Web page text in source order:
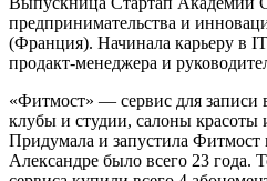
предпринимательства и
(Франция). Начинала карьеру в
продакт-менеджера и
«Фитмост» — сервис для записи
клубы и студии, салоны красоты
Придумала и запустила Фитмост
Александре было всего 23 года.